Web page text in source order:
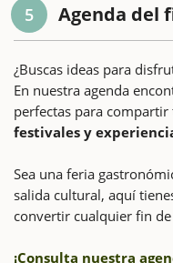
5 Agenda del
¿Buscas ideas para
En nuestra agenda
perfectas para
festivales y
Sea una feria
salida cultural, aquí
convertir cualquier fin de
¡Consulta nuestra